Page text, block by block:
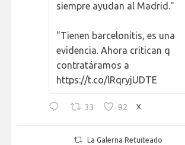
siempre ayudan al Madrid."
"Tienen barcelonitis, es una
evidencia. Ahora critican q
contratáramos a
https://t.co/lRqryjUDTE
33 92 X
La Galerna Retuiteado